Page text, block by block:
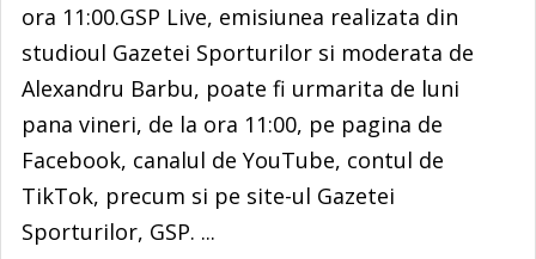
ora 11:00.GSP Live, emisiunea realizata din
studioul Gazetei Sporturilor si moderata de
Alexandru Barbu, poate fi urmarita de luni
pana vineri, de la ora 11:00, pe pagina de
Facebook, canalul de YouTube, contul de
TikTok, precum si pe site-ul Gazetei
Sporturilor, GSP. ...